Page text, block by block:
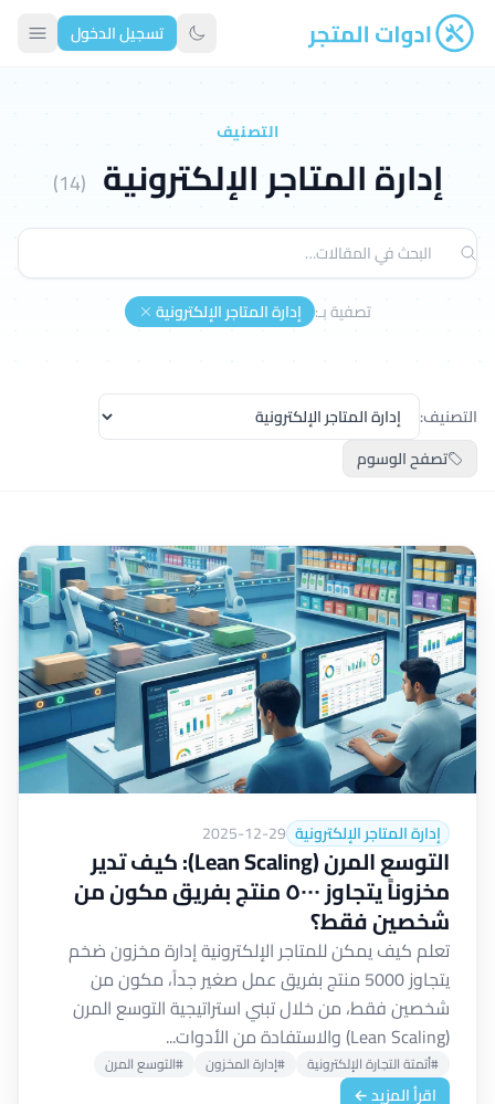
ادوات المتجر تبديل الوضع الداكن
تسجيل الدخول
التصنيف
إدارة المتاجر الإلكترونية (14)
تصفية بـ: إدارة المتاجر الإلكترونية
التصنيف:
تصفح الوسوم
إدارة المتاجر الإلكترونية 2025-12-29
التوسع المرن (Lean Scaling): كيف تدير
مخزوناً يتجاوز ٥٠٠٠ منتج بفريق مكون من
شخصين فقط؟
تعلم كيف يمكن للمتاجر الإلكترونية إدارة مخزون ضخم
يتجاوز 5000 منتج بفريق عمل صغير جداً، مكون من
شخصين فقط، من خلال تبني استراتيجية التوسع المرن
(Lean Scaling) والاستفادة من الأدوات...
#أتمتة التجارة الإلكترونية #إدارة المخزون #التوسع المرن
اقرأ المزيد ←